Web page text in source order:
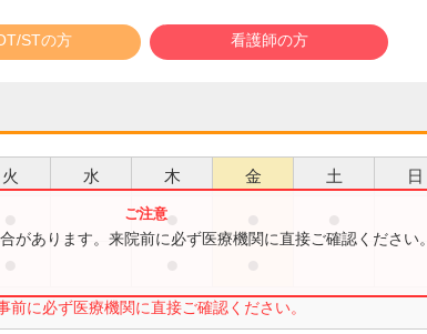
STの方 看護師の方
火 水 木 金 土 日
●
に必ず医療機関に直接ご確認ください。
があります。来院前に必ず医療機関に直接ご確認ください。